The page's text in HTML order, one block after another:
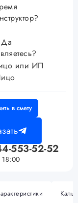
Да
или ИП
в смету
553-52-52